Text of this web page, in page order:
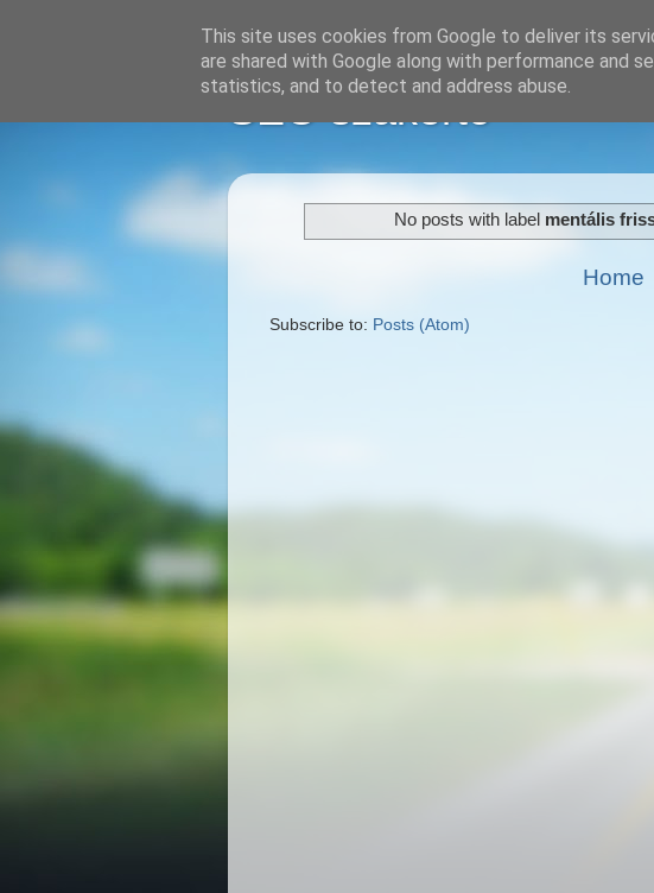
SEO szakértő
No posts with label mentális
Home
Subscribe to: Posts (Atom)
This site uses cookies from Google to deliver its
are shared with Google along with performance and
statistics, and to detect and address abuse.